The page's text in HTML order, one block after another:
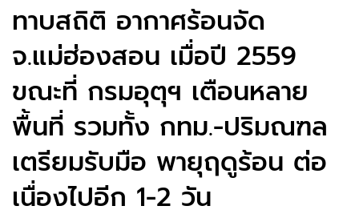
ทาบสถิติ อากาศร้อนจัด
จ.แม่ฮ่องสอน เมื่อปี 2559
ขณะที่ กรมอุตุฯ เตือนหลาย
พื้นที่ รวมทั้ง กทม.-ปริมณฑล
เตรียมรับมือ พายุฤดูร้อน ต่อ
เนื่องไปอีก 1-2 วัน